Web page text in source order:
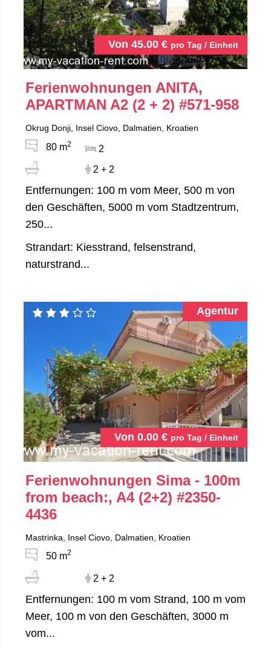
Von 45.00 € pro Tag / Einheit
Ferienwohnungen ANITA,
APARTMAN A2 (2 + 2) #571-958
Okrug Donji, Insel Ciovo, Dalmatien, Kroatien
80 m2
2
2 + 2
Entfernungen: 100 m vom Meer, 500 m von
den Geschäften, 5000 m vom Stadtzentrum,
250...
Strandart: Kiesstrand, felsenstrand,
naturstrand...
Von 0.00 € pro Tag / Einheit
Agentur
Ferienwohnungen Sima - 100m
from beach:, A4 (2+2) #2350-
4436
Mastrinka, Insel Ciovo, Dalmatien, Kroatien
50 m2
2 + 2
Entfernungen: 100 m vom Strand, 100 m vom
Meer, 100 m von den Geschäften, 3000 m
vom...